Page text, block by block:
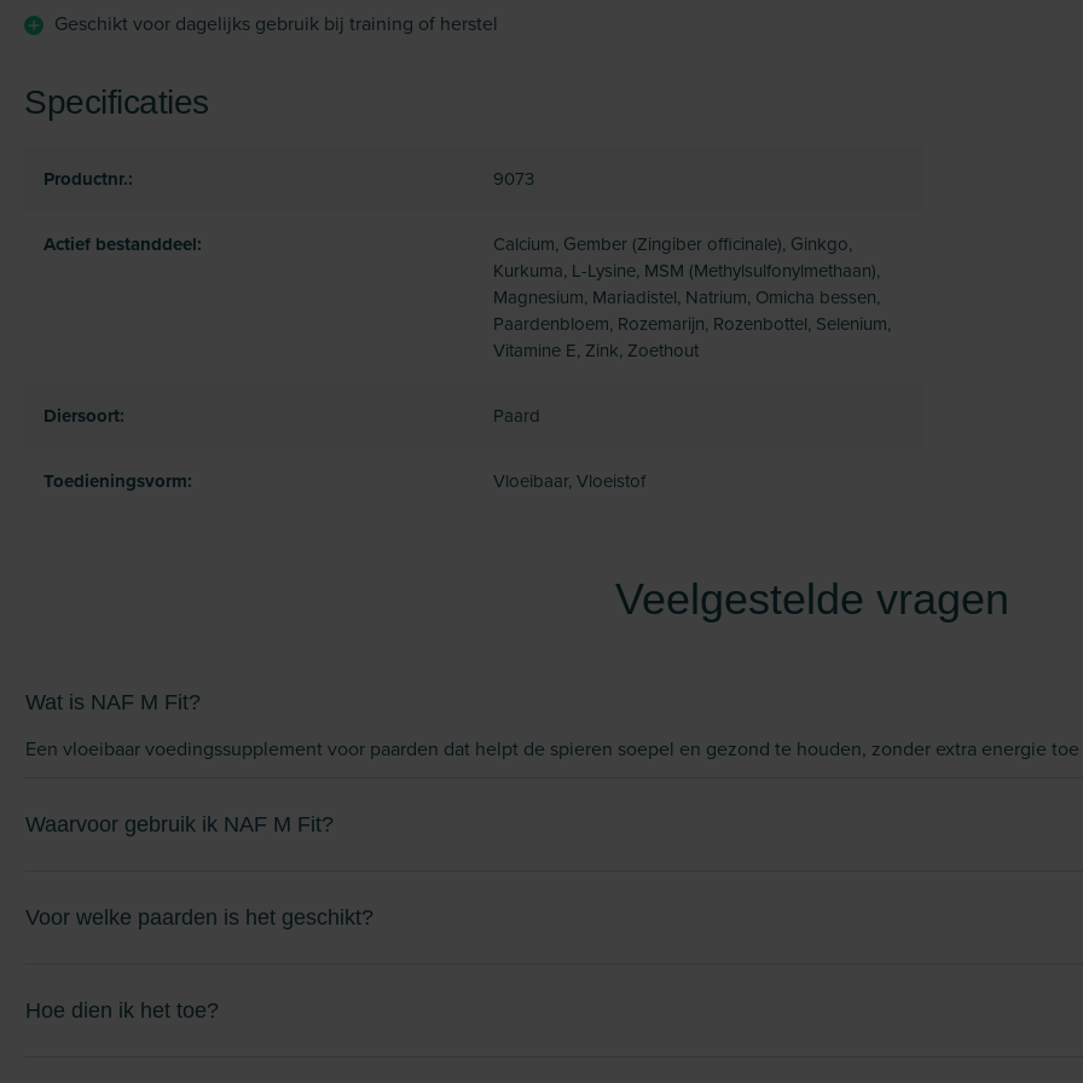
Geschikt voor dagelijks gebruik bij training of herstel
Specificaties
Productnr.: 9073
Actief bestanddeel:
Calcium, Gember (Zingiber officinale), Ginkgo,
Kurkuma, L-Lysine, MSM (Methylsulfonylmethaan),
Magnesium, Mariadistel, Natrium, Omicha bessen,
Paardenbloem, Rozemarijn, Rozenbottel, Selenium,
Vitamine E, Zink, Zoethout
Diersoort: Paard
Toedieningsvorm: Vloeibaar, Vloeistof
Veelgestelde vragen
Wat is NAF M Fit?
Een vloeibaar voedingssupplement voor paarden dat helpt de spieren soepel en gezond te houden, zonder extra energie
Waarvoor gebruik ik NAF M Fit?
Voor welke paarden is het geschikt?
Hoe dien ik het toe?